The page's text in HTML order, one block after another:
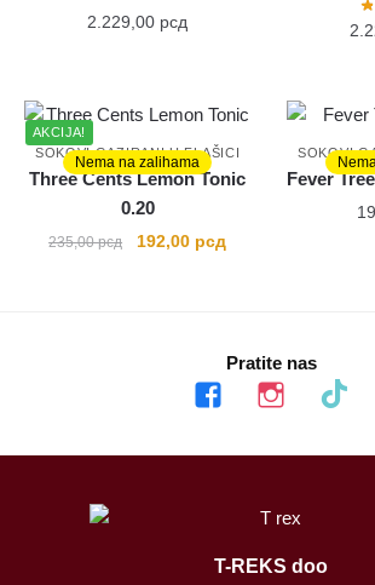
2.229,00 рсд
Nema na zalihama
AKCIJA!
SOKOVI GAZIRANI U FLAŠICI
Three Cents Lemon Tonic
0.20
235,00рсд
Originalna
192,00 рсд
SOKOVI
Fever
Pratite nas
facebook instagram tiktok
T-REKS doo